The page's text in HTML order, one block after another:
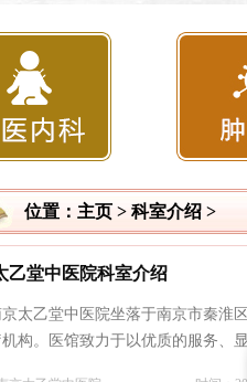
位置： 主页 > 科室介绍 >
乙堂中医院科室介绍
太乙堂中医院坐落于南京市秦淮
机构。医馆致力于以优质的服务、